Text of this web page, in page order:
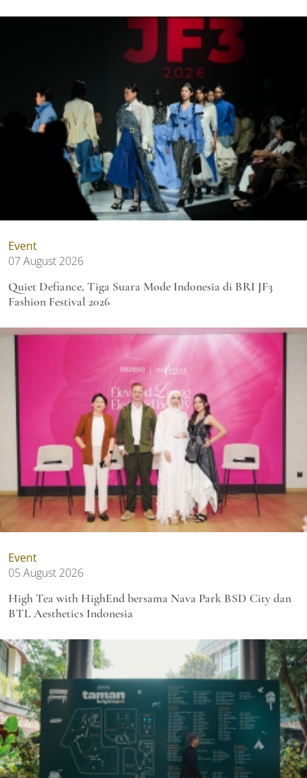
Event
07 August 2026
Quiet Defiance, Tiga Suara Mode Indonesia di BRI JF3
Fashion Festival 2026
Event
05 August 2026
High Tea with HighEnd bersama Nava Park BSD City dan
BTL Aesthetics Indonesia